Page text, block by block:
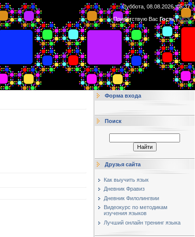
Суббота, 08.08.2026, 05:37
Приветствую Вас Гость|RSS
Форма входа
Поиск
Друзья сайта
Как выучить язык
Дневник Фравиз
Дневник Филолингвии
Видеокурс по методикам
изучения языков
Лучший онлайн тренинг языка